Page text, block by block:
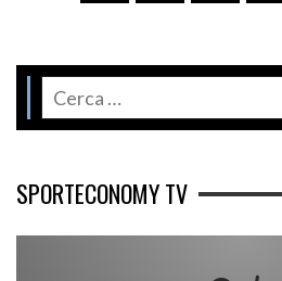
SPORTECONOMY TV